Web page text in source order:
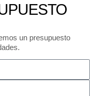
un presupuesto